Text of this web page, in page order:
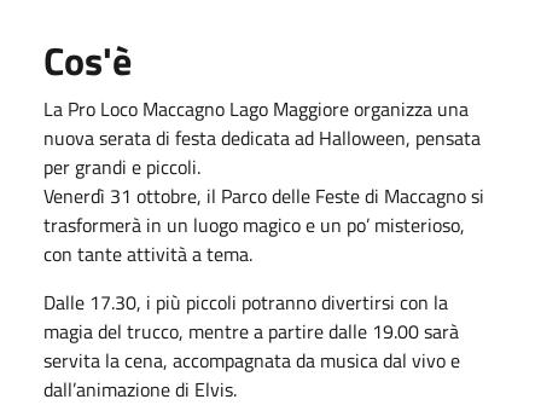
Cos'è
La Pro Loco Maccagno Lago Maggiore organizza una
nuova serata di festa dedicata ad Halloween, pensata
per grandi e piccoli.
Venerdì 31 ottobre, il Parco delle Feste di Maccagno si
trasformerà in un luogo magico e un po’ misterioso,
con tante attività a tema.
Dalle 17.30, i più piccoli potranno divertirsi con la
magia del trucco, mentre a partire dalle 19.00 sarà
servita la cena, accompagnata da musica dal vivo e
dall’animazione di Elvis.